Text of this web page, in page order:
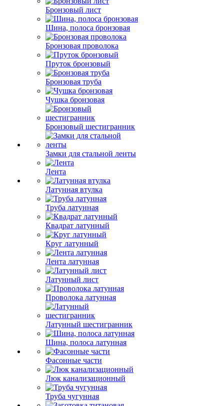
Бронзовый лист
Шина, полоса бронзовая
Бронзовая проволока
Пруток бронзовый
Бронзовая труба
Чушка бронзовая
Бронзовый шестигранник
Замки для стальной ленты
Лента
Латунная втулка
Труба латунная
Квадрат латунный
Круг латунный
Лента латунная
Латунный лист
Проволока латунная
Латунный шестигранник
Шина, полоса латунная
Фасонные части
Люк канализационный
Труба чугунная